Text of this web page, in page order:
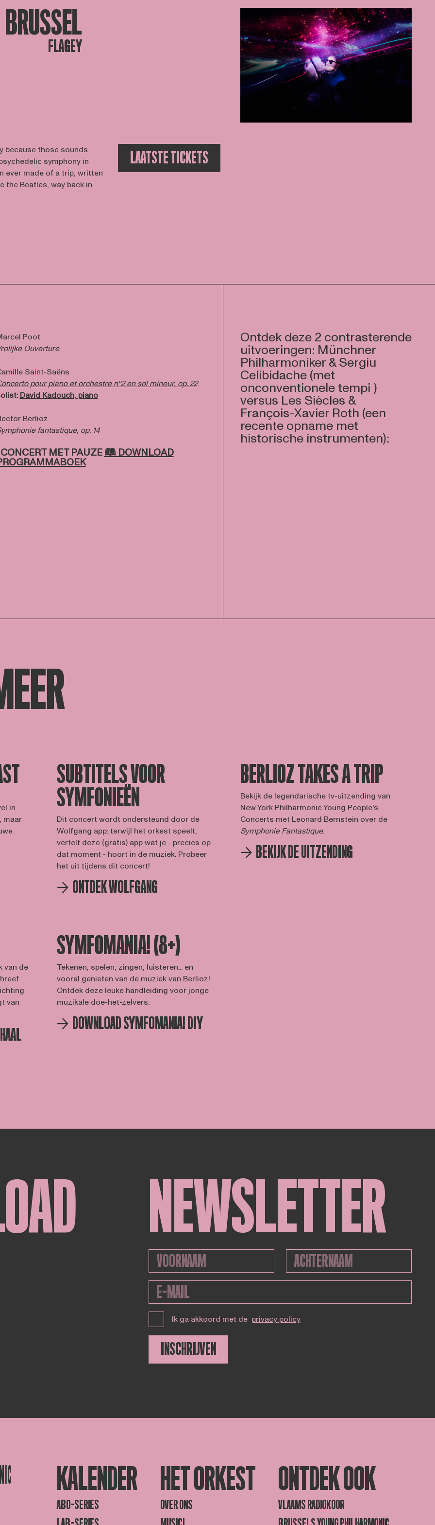
BRUSSEL
FLAGEY
because those sounds
symphony in
ever made of a trip, written
the Beatles, way back in
LAATSTE TICKETS
Poot
Ouverture
Saint-Saëns
pour piano et orchestre n°2 en sol mineur, op. 22
David Kadouch, piano
Berlioz
fantastique, op. 14
CONCERT MET PAUZE🕮 DOWNLOAD
Ontdek deze 2 contrasterende
uitvoeringen: Münchner
Philharmoniker & Sergiu
Celibidache (met
onconventionele tempi )
versus Les Siècles &
François-Xavier Roth (een
recente opname met
historische instrumenten):
in
maar
SUBTITELS VOOR
SYMFONIEËN
Dit concert wordt ondersteund door de
Wolfgang app: terwijl het orkest speelt,
vertelt deze (gratis) app wat je - precies op
dat moment - hoort in de muziek. Probeer
het uit tijdens dit concert!
ONTDEK WOLFGANG
BERLIOZ TAKES A TRIP
Bekijk de legendarische tv-uitzending van
New York Philharmonic Young People's
Concerts met Leonard Bernstein over de
Symphonie Fantastique.
BEKIJK DE UITZENDING
van de
van
SYMFOMANIA! (8+)
Tekenen, spelen, zingen, luisteren... en
vooral genieten van de muziek van Berlioz!
Ontdek deze leuke handleiding voor jonge
muzikale doe-het-zelvers.
DOWNLOAD SYMFOMANIA! DIY
NEWSLETTER
Ik ga akkoord met de privacy policy
INSCHRIJVEN
KALENDER
ABO-SERIES
HET ORKEST
OVER ONS
ONTDEK OOK
VLAAMS RADIOKOOR